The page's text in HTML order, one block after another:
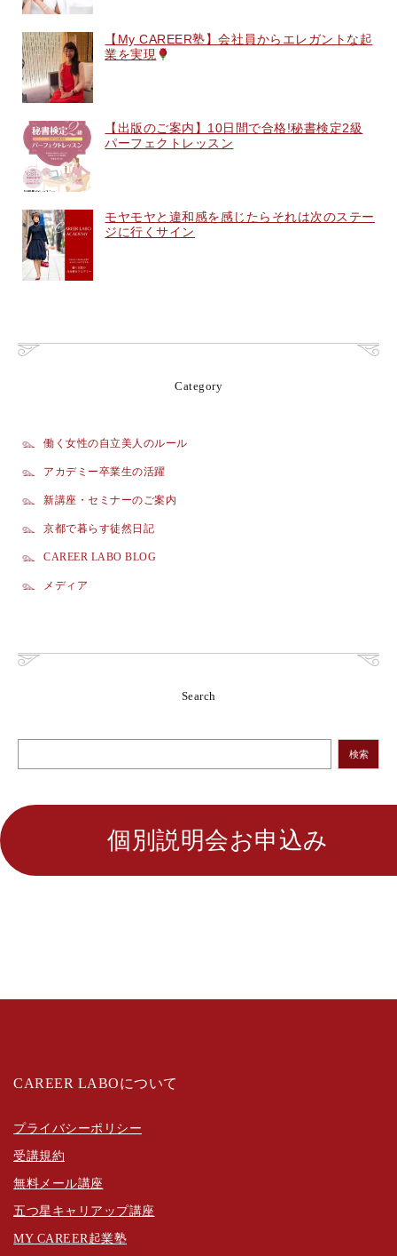
【My CAREER塾】会社員からエレガントな起
業を実現
【出版のご案内】10日間で合格!秘書検定2級
パーフェクトレッスン
モヤモヤと違和感を感じたらそれは次のステー
ジに行くサイン
Category
働く女性の自立美人のルール
アカデミー卒業生の活躍
新講座・セミナーのご案内
京都で暮らす徒然日記
CAREER LABO BLOG
メディア
Search
検索
個別説明会お申込み
CAREER LABOについて
プライバシーポリシー
受講規約
無料メール講座
五つ星キャリアップ講座
MY CAREER起業塾